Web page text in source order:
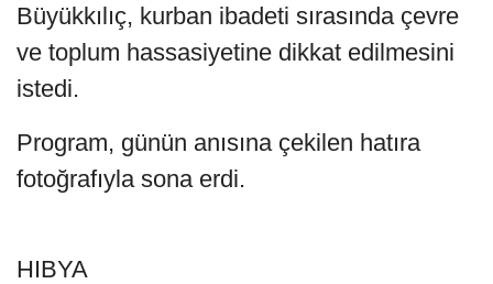
Büyükkılıç, kurban ibadeti sırasında çevre
ve toplum hassasiyetine dikkat edilmesini
istedi.
Program, günün anısına çekilen hatıra
fotoğrafıyla sona erdi.
HIBYA